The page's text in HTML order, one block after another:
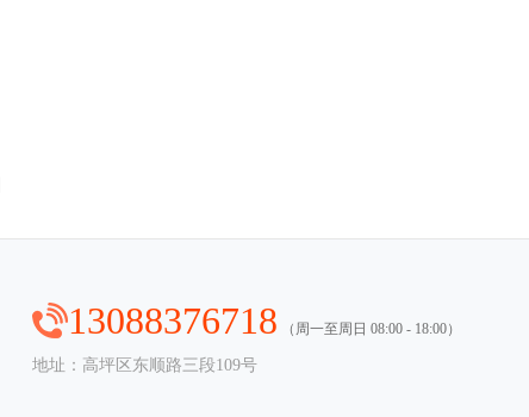
13088376718 （周一至周日 08:00 - 18:00）
地址：高坪区东顺路三段109号